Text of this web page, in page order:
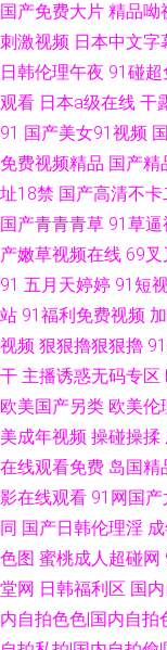
国产免费大片 精品呦
刺激视频 日本中文字
日韩伦理午夜 91碰超
观看 日本a级在线 干
91 国产美女91视频
免费视频精品 国产精
址18禁 国产高清不卡
国产青青青草 91草逼
产嫩草视频在线 69叉
91 五月天婷婷 91短
站 91福利免费视频
视频 狠狠擼狠狠擼
干 主播诱惑无码专区
欧美国产另类 欧美伦
美成年视频 操碰操揉
在线观看免费 岛国精
影在线观看 91网国产
同 国产日韩伦理淫
色图 蜜桃成人超碰网
堂网 日韩福利区 国
内自拍色色|国内自拍